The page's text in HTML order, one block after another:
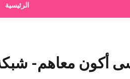
الرئيسية
أكون معاهم- شبكة